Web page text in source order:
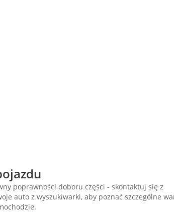
poprawności doboru części - skontaktuj się z
auto z wyszukiwarki, aby poznać szczególne